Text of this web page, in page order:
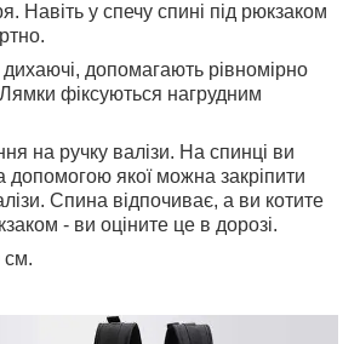
Навіть у спечу спині під рюкзаком
допомагають рівномірно
Лямки фіксуються нагрудним
на ручку валізи. На спинці ви
якої можна закріпити
Спина відпочиває, а ви котите
- ви оціните це в дорозі.
см.